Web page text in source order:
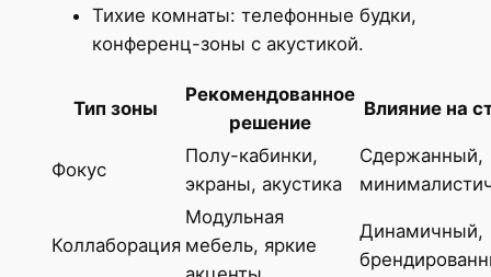
Тихие комнаты: телефонные будки,
конференц-зоны с акустикой.
Тип зоны
Рекомендованное
решение
Влияние на
Фокус
Полу-кабинки,
экраны, акустика
Сдержанный,
Коллаборация
Модульная
мебель, яркие
Динамичный,